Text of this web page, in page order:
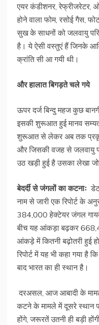
एयर कंडीशनर, रेफ्रीजरेटर,
होने वाला फोम, रसोई गैस,
सुख के साधनों को जलवायु
है। ये ऐसी वस्तुएं हैं जिनके
क्रांति सी आ गयी थी।
और हालात बिगड़ते चले गये
ऊपर दर्ज बिन्दु महज कुछ
इसकी शुरूआत हुई मानव
शुरूआत से लेकर अब तक
और जिसकी वजह से जलवायु
उठ खड़ी हुई है उसका लेखा
बेदर्दी से जंगलों का कटनाः
नाम से जारी एक रिपोर्ट के
384,000 हेक्टेयर जंगल
बीच यह आंकड़ा बढ़कर
आंकड़े में कितनी बढ़ोतरी हुई
रिपोर्ट में यह भी कहा गया है
बाद भारत का ही स्थान है।
दरअसल, आज आबादी के
कटने के मामले में दूसरे स्थान
होंगे, जरूरतें उतनी ही बड़ी